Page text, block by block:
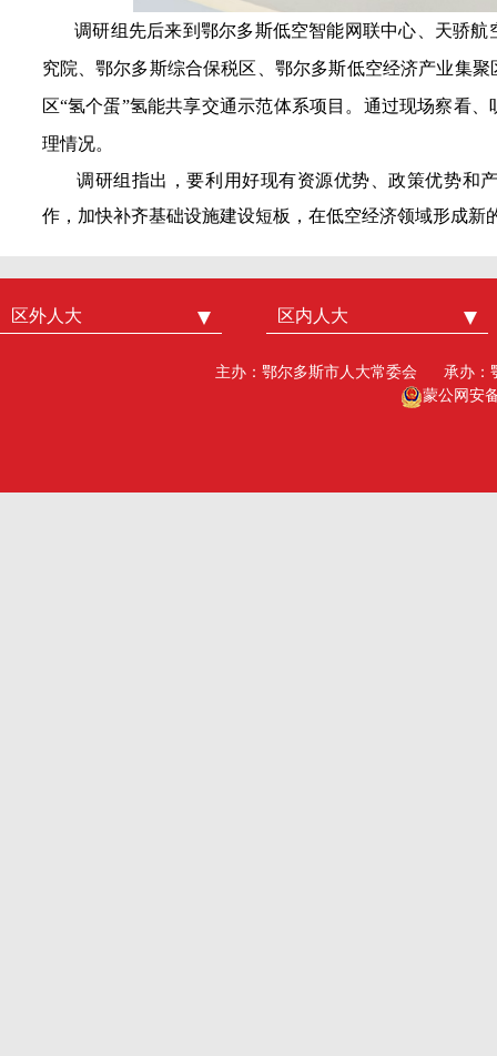
调研组先后来到 鄂尔多斯低空智能网联中心、天骄
究院、鄂尔多斯综合保税区、 鄂尔多斯低空经济产业集聚
区“氢个蛋”氢能共享交通示范体系项目。通过现场察看
理情况。
调研组指出，要利用好现有资源优势、政策优势和
作，加快补齐基础设施建设短板，在低空经济领域形成新
区外人大
中国人大
区内人大
内蒙古人大
包头人大
巴彦淖尔市人大
主办：鄂尔多斯市人大常委会
承办：
蒙公网安